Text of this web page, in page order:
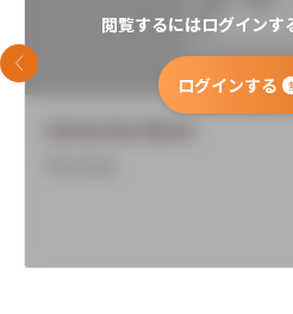
閲覧するにはログインす
ログインする
前のスライド